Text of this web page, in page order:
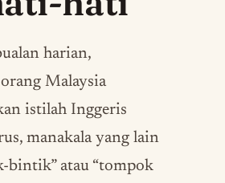
harian,
orang Malaysia
istilah Inggeris
manakala yang lain
bintik” atau “tompok